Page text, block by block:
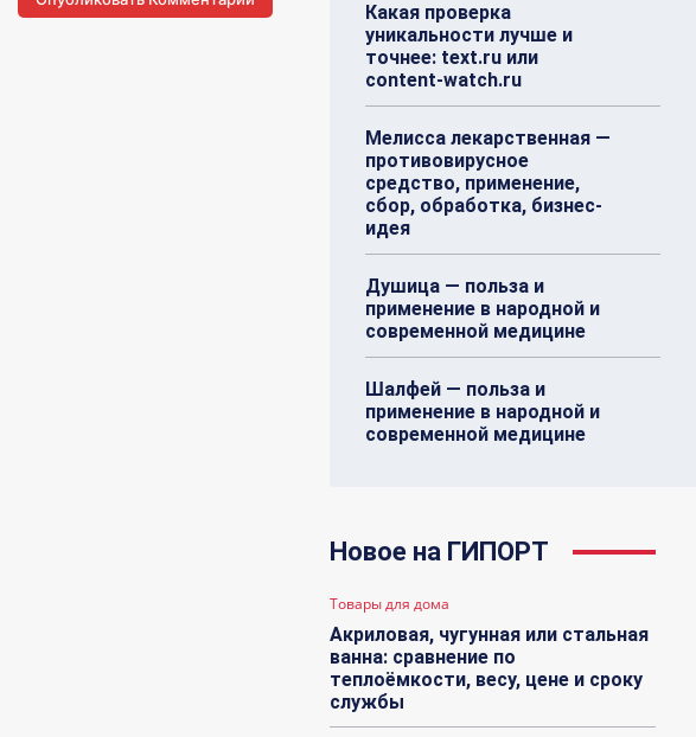
Какая проверка
уникальности лучше и
точнее: text.ru или
content-watch.ru
Мелисса лекарственная —
противовирусное
средство, применение,
сбор, обработка, бизнес-
идея
Душица — польза и
применение в народной и
современной медицине
Шалфей — польза и
применение в народной и
современной медицине
Новое на ГИПОРТ
Товары для дома
Акриловая, чугунная или стальная
ванна: сравнение по
теплоёмкости, весу, цене и сроку
службы